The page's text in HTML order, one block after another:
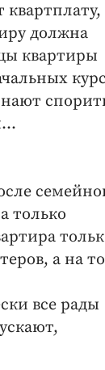
должна
квартиры
только
а на
все рады